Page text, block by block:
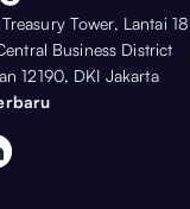
Tower, Lantai 18
Business District
12190, DKI Jakarta